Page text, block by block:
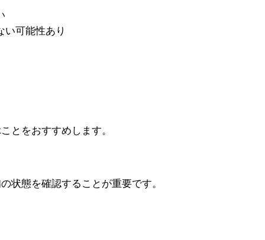
い可能性あり
とをおすすめします。
状態を確認することが重要です。